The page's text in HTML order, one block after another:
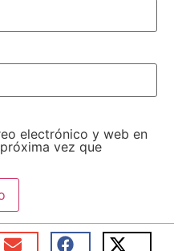
electrónico y web en
vez que